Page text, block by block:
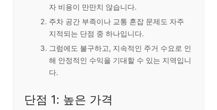
자 비용이 만만치 않습니다.
주차 공간 부족이나 교통 혼잡 문제도 자주
지적되는 단점 중 하나입니다.
그럼에도 불구하고, 지속적인 주거 수요로 인
해 안정적인 수익을 기대할 수 있는 지역입니
다.
단점 1: 높은 가격